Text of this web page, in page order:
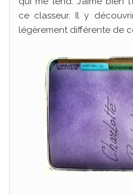
ce classeur. Il y
légèrement différente de